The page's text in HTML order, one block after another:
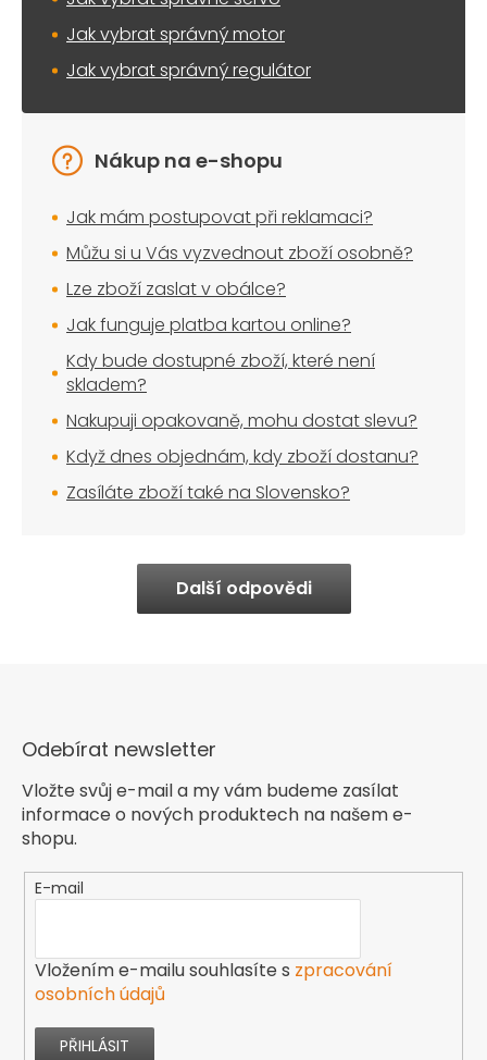
Jak vybrat správný motor
Jak vybrat správný regulátor
Nákup na e-shopu
Jak mám postupovat při reklamaci?
Můžu si u Vás vyzvednout zboží osobně?
Lze zboží zaslat v obálce?
Jak funguje platba kartou online?
Kdy bude dostupné zboží, které není
skladem?
Nakupuji opakovaně, mohu dostat slevu?
Když dnes objednám, kdy zboží dostanu?
Zasíláte zboží také na Slovensko?
Další odpovědi
Odebírat newsletter
Vložte svůj e-mail a my vám budeme zasílat
informace o nových produktech na našem e-
shopu.
E-mail
Vložením e-mailu souhlasíte s zpracování
osobních údajů
PŘIHLÁSIT